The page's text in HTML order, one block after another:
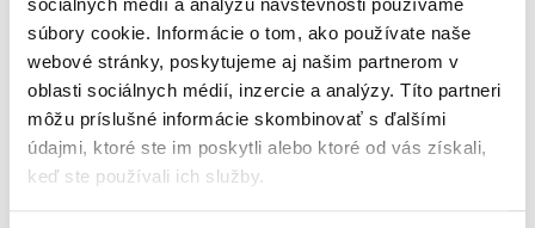
sociálnych médií a analýzu návštevnosti používame
súbory cookie. Informácie o tom, ako používate naše
webové stránky, poskytujeme aj našim partnerom v
oblasti sociálnych médií, inzercie a analýzy. Títo partneri
môžu príslušné informácie skombinovať s ďalšími
údajmi, ktoré ste im poskytli alebo ktoré od vás získali,
keď ste používali ich služby.
Pôsobíme na trhu už viac ako 11
rokov.
Semináre a Konferencie
Vzdelávajte sa kvalitne.